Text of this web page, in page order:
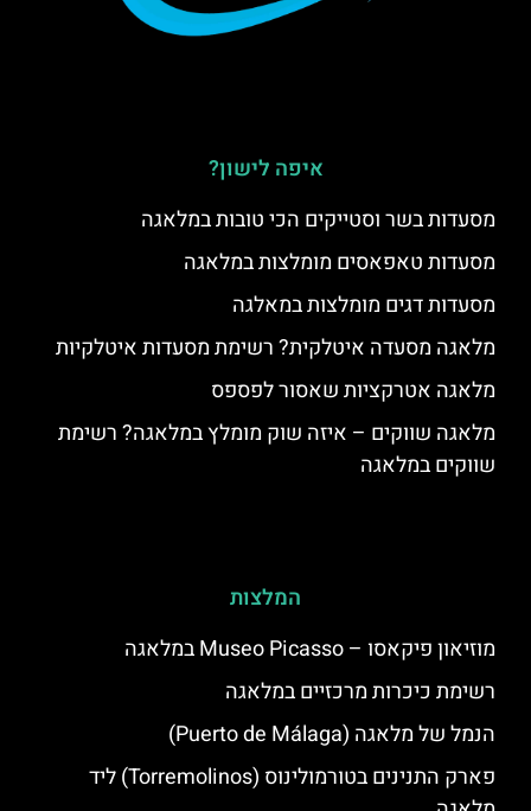
איפה לישון?
מסעדות בשר וסטייקים הכי טובות במלאגה
מסעדות טאפאסים מומלצות במלאגה
מסעדות דגים מומלצות במאלגה
מלאגה מסעדה איטלקית? רשימת מסעדות איטלקיות
מלאגה אטרקציות שאסור לפספס
מלאגה שווקים – איזה שוק מומלץ במלאגה? רשימת
שווקים במלאגה
המלצות
מוזיאון פיקאסו – Museo Picasso במלאגה
רשימת כיכרות מרכזיים במלאגה
הנמל של מלאגה (Puerto de Málaga)
פארק התנינים בטורמולינוס (Torremolinos) ליד